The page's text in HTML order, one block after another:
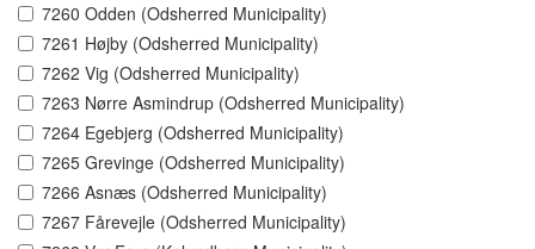
7260 Odden (Odsherred Municipality)
7261 Højby (Odsherred Municipality)
7262 Vig (Odsherred Municipality)
7263 Nørre Asmindrup (Odsherred Municipality)
7264 Egebjerg (Odsherred Municipality)
7265 Grevinge (Odsherred Municipality)
7266 Asnæs (Odsherred Municipality)
7267 Fårevejle (Odsherred Municipality)